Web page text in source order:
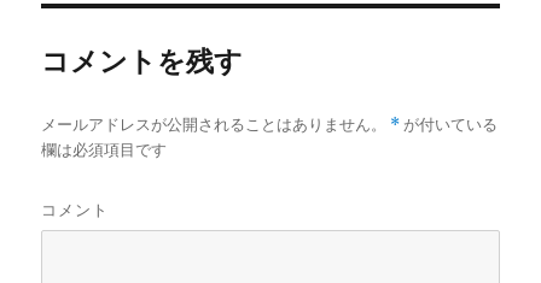
コメントを残す
メールアドレスが公開されることはありません。 * が付いている
欄は必須項目です
コメント